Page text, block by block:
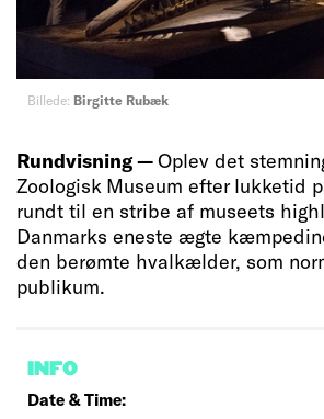
Billede: Birgitte Rubæk
Rundvisning —Oplev det
Zoologisk Museum efter lukketid
rundt til en stribe af museets
Danmarks eneste ægte
den berømte hvalkælder, som
publikum.
INFO
Date & Time: